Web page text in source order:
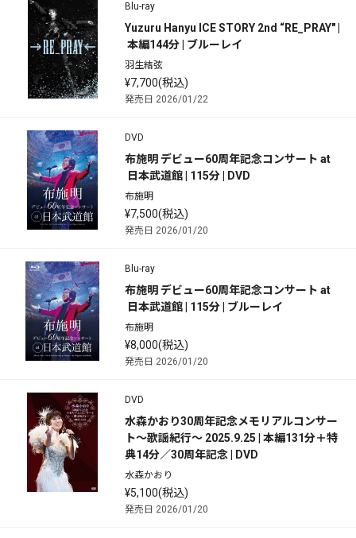
Blu-ray
Yuzuru Hanyu ICE STORY 2nd “RE_PRAY" |
本編144分 | ブルーレイ
羽生結弦
¥7,700(税込)
発売日 2026/01/22
DVD
布施明 デビュー60周年記念コンサート at
日本武道館 | 115分 | DVD
布施明
¥7,500(税込)
発売日 2026/01/20
Blu-ray
布施明 デビュー60周年記念コンサート at
日本武道館 | 115分 | ブルーレイ
布施明
¥8,000(税込)
発売日 2026/01/20
DVD
水森かおり30周年記念メモリアルコンサー
ト～歌謡紀行～ 2025.9.25 | 本編131分＋特
典14分／30周年記念 | DVD
水森かおり
¥5,100(税込)
発売日 2026/01/20